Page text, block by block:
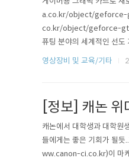
a.co.kr/object/geforce-
co.kr/object/geforce-
퓨팅 분야의 세계적인 선
케플러(Kepler)에 기반한
영상장비 및 교육/기타
[정보] 캐논
캐논에서 대학생과 대학원
들에게는 좋은 기회가 될
ww.canon-ci.co.kr)이 마케